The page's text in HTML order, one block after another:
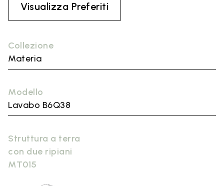
Collezione
Materia
Modello
Lavabo B6Q38
Struttura a terra
con due ripiani
MT015
Visualizza Preferiti